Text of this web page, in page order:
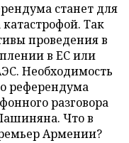
станет для
Так
проведения в
в ЕС или
Необходимость
референдума
разговора
Что в
Армении?